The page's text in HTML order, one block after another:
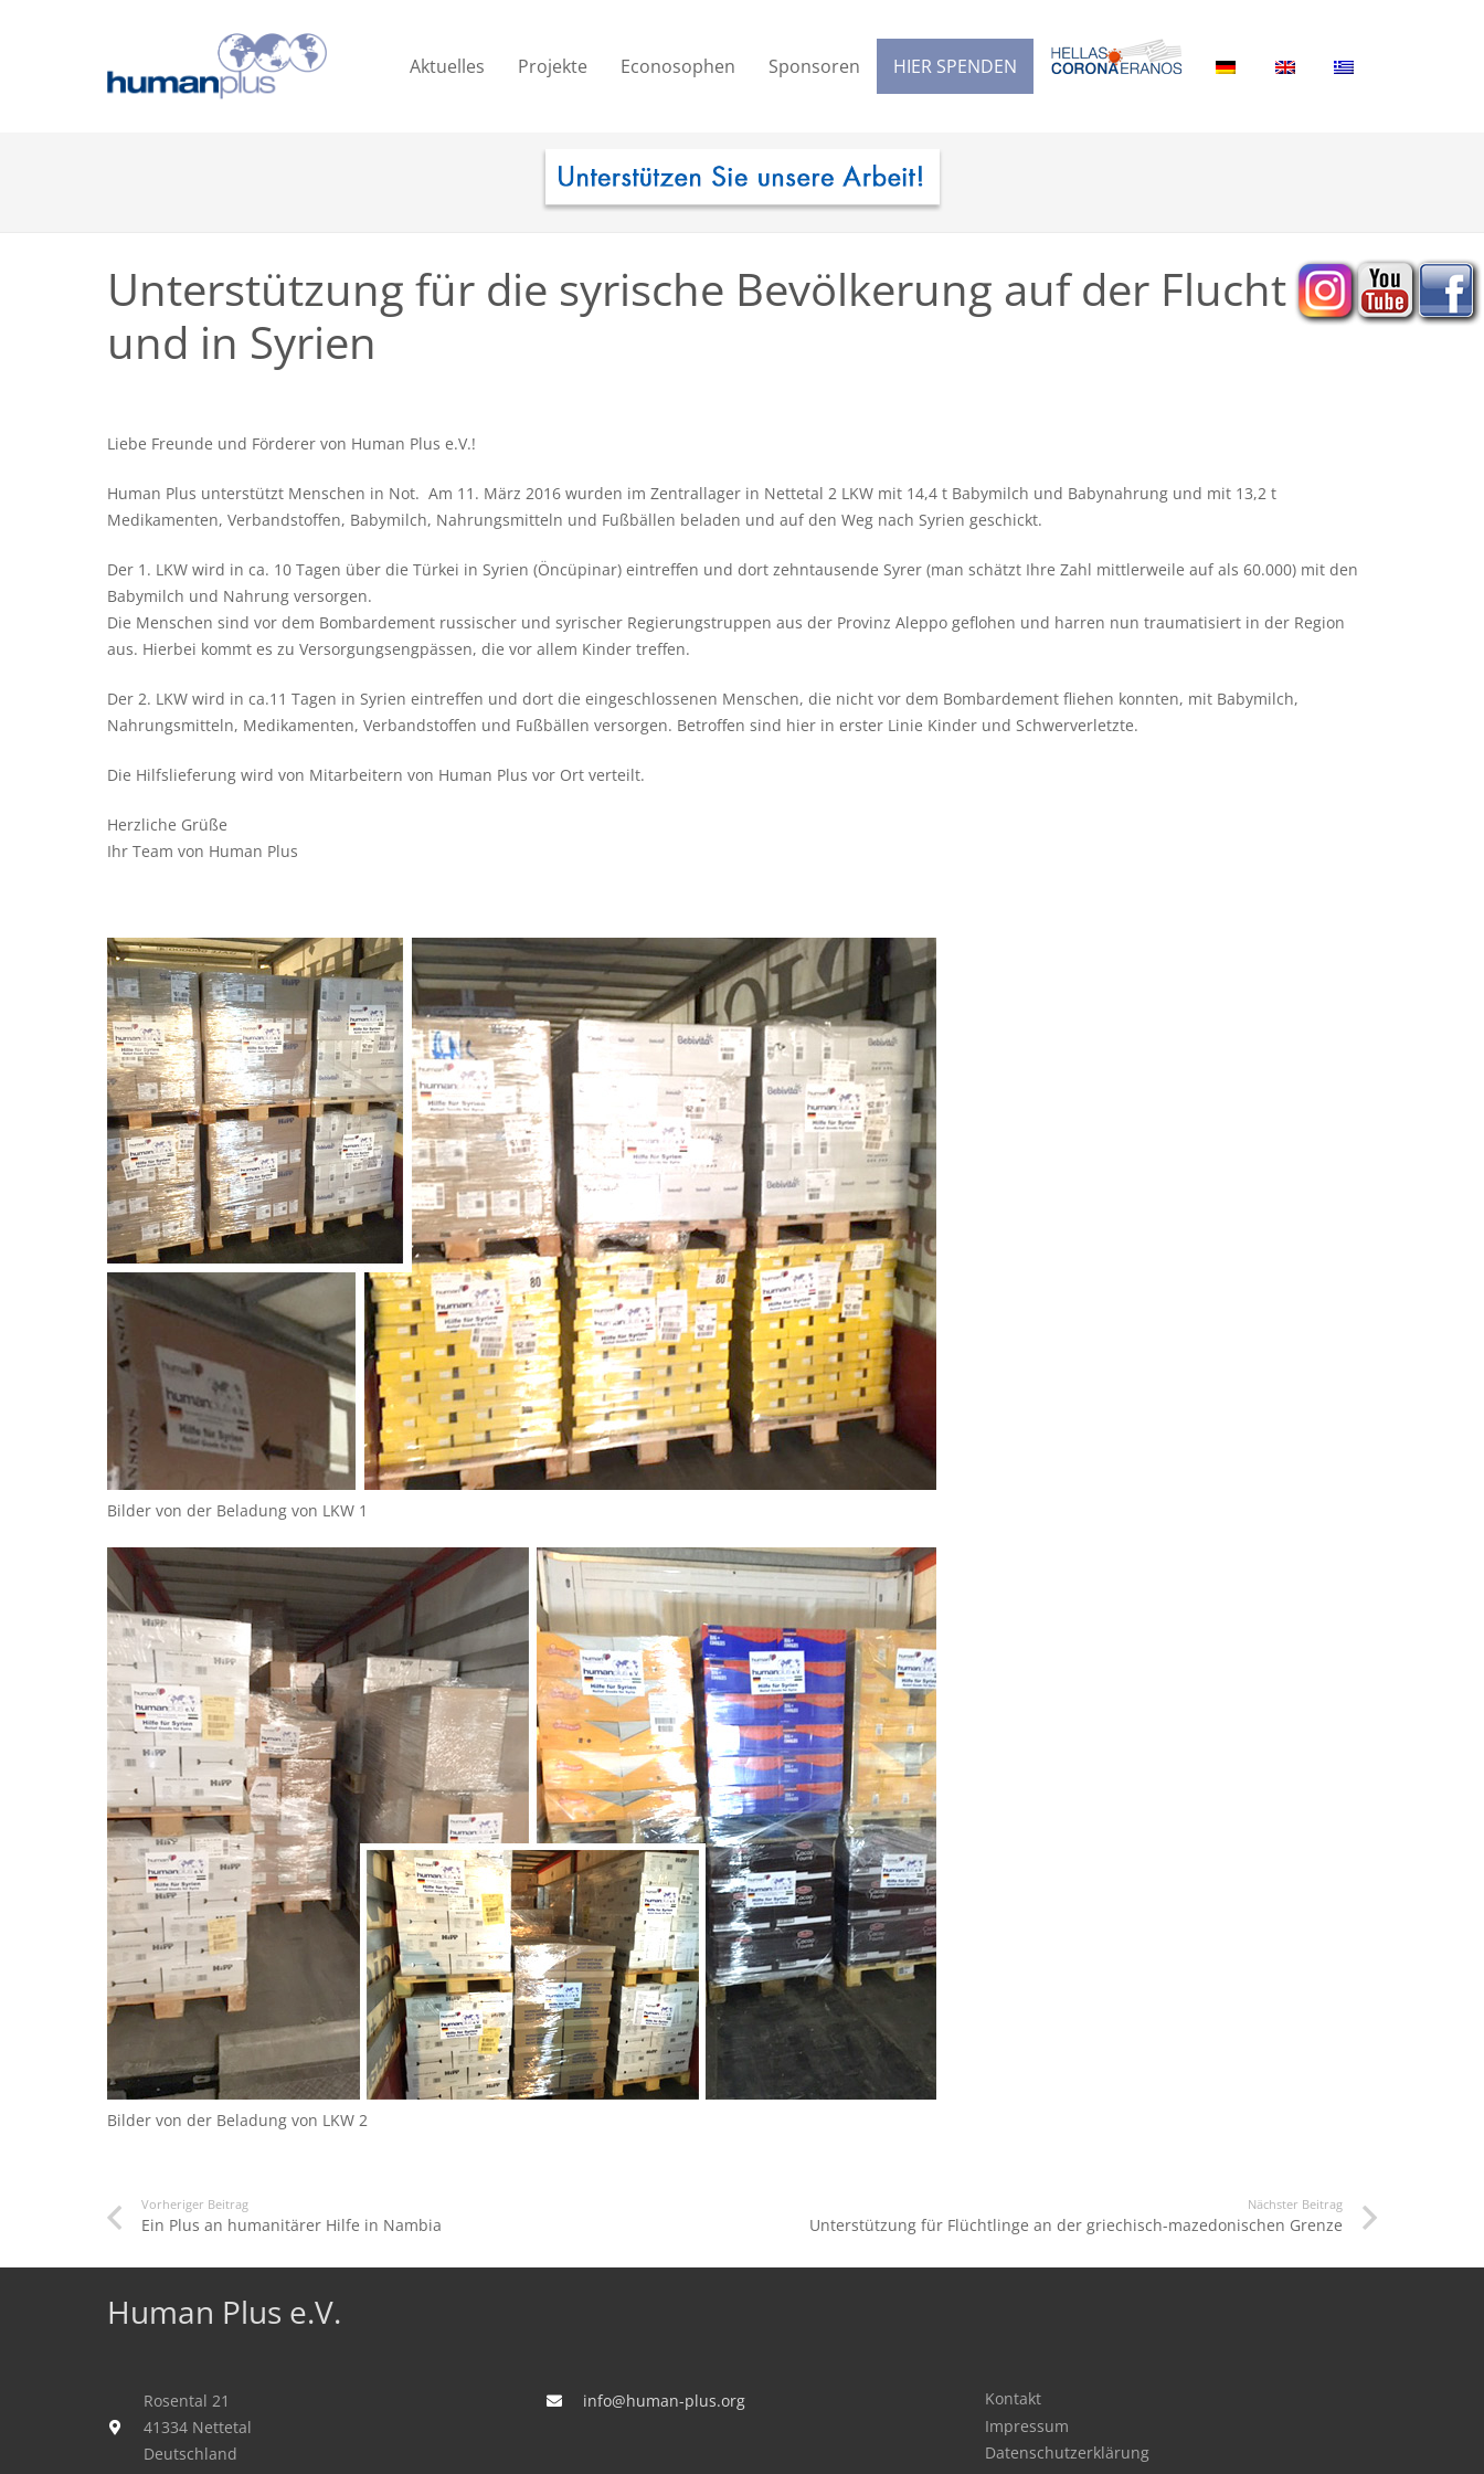
Aktuelles Projekte Econosophen Sponsoren HIER SPENDEN
Unterstützung für die syrische Bevölkerung auf der Flucht
und in Syrien
Liebe Freunde und Förderer von Human Plus e.V.!
Human Plus unterstützt Menschen in Not. Am 11. März 2016 wurden im Zentrallager in Nettetal 2 LKW mit 14,4 t Babymilch und Babynahrung und mit 13,2 t
Medikamenten, Verbandstoffen, Babymilch, Nahrungsmitteln und Fußbällen beladen und auf den Weg nach Syrien geschickt.
Der 1. LKW wird in ca. 10 Tagen über die Türkei in Syrien (Öncüpinar) eintreffen und dort zehntausende Syrer (man schätzt Ihre Zahl mittlerweile auf als 60.000) mit den
Babymilch und Nahrung versorgen.
Die Menschen sind vor dem Bombardement russischer und syrischer Regierungstruppen aus der Provinz Aleppo geflohen und harren nun traumatisiert in der Region
aus. Hierbei kommt es zu Versorgungsengpässen, die vor allem Kinder treffen.
Der 2. LKW wird in ca.11 Tagen in Syrien eintreffen und dort die eingeschlossenen Menschen, die nicht vor dem Bombardement fliehen konnten, mit Babymilch,
Nahrungsmitteln, Medikamenten, Verbandstoffen und Fußbällen versorgen. Betroffen sind hier in erster Linie Kinder und Schwerverletzte.
Die Hilfslieferung wird von Mitarbeitern von Human Plus vor Ort verteilt.
Herzliche Grüße
Ihr Team von Human Plus
Bilder von der Beladung von LKW 1
Bilder von der Beladung von LKW 2
Vorheriger Beitrag
Ein Plus an humanitärer Hilfe in Nambia
Nächster Beitrag
Unterstützung für Flüchtlinge an der griechisch-mazedonischen Grenze
Human Plus e.V.
Rosental 21
41334 Nettetal
Deutschland
info@human-plus.org
Kontakt
Impressum
Datenschutzerklärung